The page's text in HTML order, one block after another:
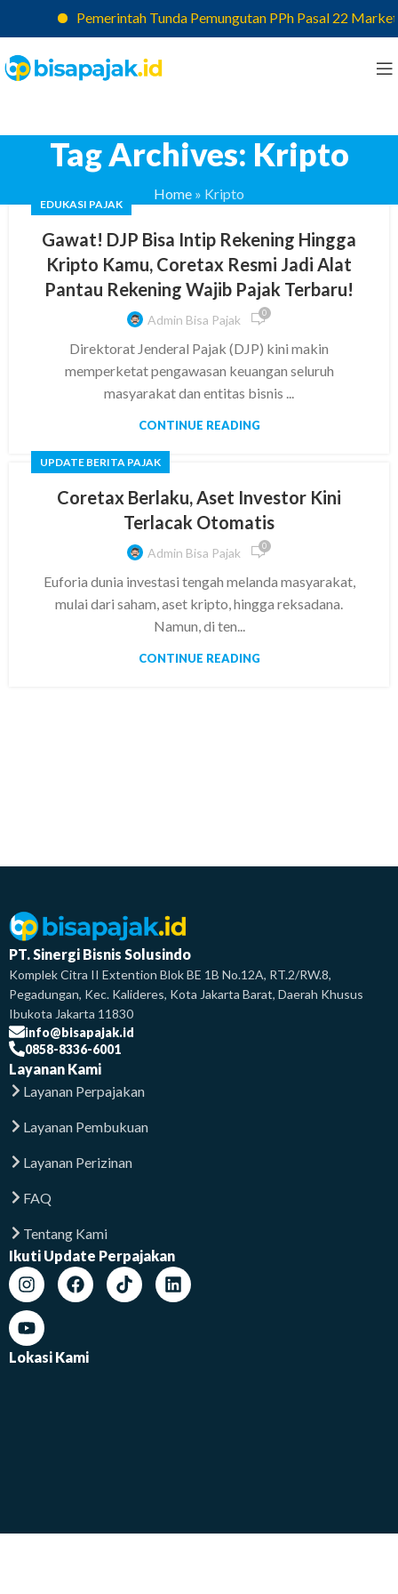
Pemerintah Tunda Pemungutan PPh Pasal 22
Tag Archives: Kripto
Home » Kripto
EDUKASI PAJAK
Gawat! DJP Bisa Intip Rekening Hingga
Kripto Kamu, Coretax Resmi Jadi Alat
Pantau Rekening Wajib Pajak Terbaru!
Admin Bisa Pajak 0
Direktorat Jenderal Pajak (DJP) kini makin
memperketat pengawasan keuangan seluruh
masyarakat dan entitas bisnis ...
CONTINUE READING
UPDATE BERITA PAJAK
Coretax Berlaku, Aset Investor Kini
Terlacak Otomatis
Admin Bisa Pajak 0
Euforia dunia investasi tengah melanda masyarakat,
mulai dari saham, aset kripto, hingga reksadana.
Namun, di ten...
CONTINUE READING
PT. Sinergi Bisnis Solusindo
Komplek Citra II Extention Blok BE 1B No.12A, RT.2/RW.8,
Pegadungan, Kec. Kalideres, Kota Jakarta Barat, Daerah Khusus
Ibukota Jakarta 11830
info@bisapajak.id
0858-8336-6001
Layanan Kami
Layanan Perpajakan
Layanan Pembukuan
Layanan Perizinan
FAQ
Tentang Kami
Ikuti Update Perpajakan
Lokasi Kami